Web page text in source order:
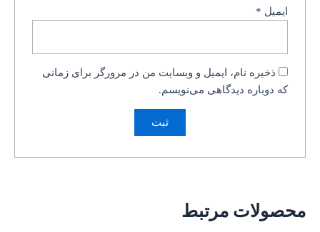
ایمیل *
ذخیره نام، ایمیل و وبسایت من در مرورگر برای زمانی
که دوباره دیدگاهی می‌نویسم.
محصولات مرتبط